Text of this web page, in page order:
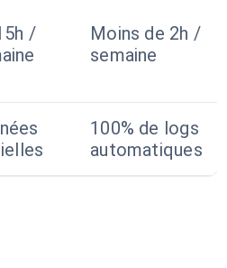
/
Moins de 2h /
semaine
100% de logs
automatiques